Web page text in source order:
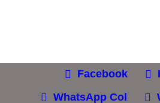
Facebook
WhatsApp Col